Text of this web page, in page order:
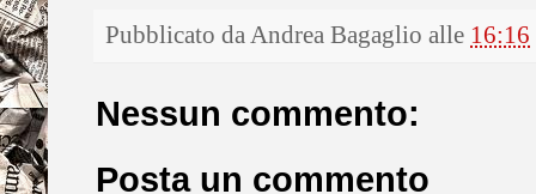
Pubblicato daAndrea Bagaglio alle 16:16
Nessun commento:
Posta un commento